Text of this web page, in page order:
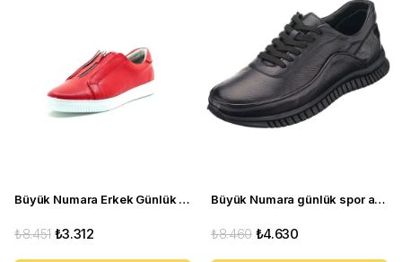
Büyük Numara Erkek Günlük Yürüyüş Ayakkabısı - YUSUF-01 Kırmızı
₺3.312
₺8.451
Büyük Numara günlük spor ayakkabı GG1318 Siyah
₺4.630
₺8.460